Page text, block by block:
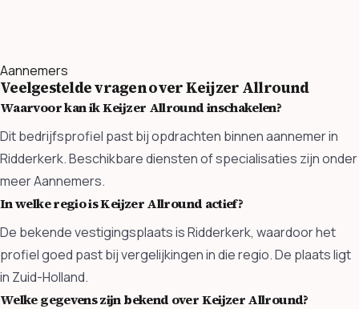
Aannemers
Veelgestelde vragen over Keijzer Allround
Waarvoor kan ik Keijzer Allround inschakelen?
Dit bedrijfsprofiel past bij opdrachten binnen aannemer in
Ridderkerk. Beschikbare diensten of specialisaties zijn onder
meer Aannemers.
In welke regio is Keijzer Allround actief?
De bekende vestigingsplaats is Ridderkerk, waardoor het
profiel goed past bij vergelijkingen in die regio. De plaats ligt
in Zuid-Holland.
Welke gegevens zijn bekend over Keijzer Allround?